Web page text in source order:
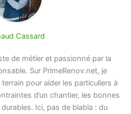
Cassard
de métier et passionné par la
Sur PrimeRenov.net, je
pour aider les particuliers à
d’un chantier, les bonnes
Ici, pas de blabla : du